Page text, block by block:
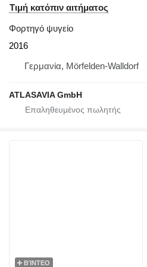
Τιμή κατόπιν αιτήματος
Φορτηγό ψυγείο
2016
Γερμανία, Mörfelden-Walldorf
ATLASAVIA GmbH
ΒΊΝΤΕΟ